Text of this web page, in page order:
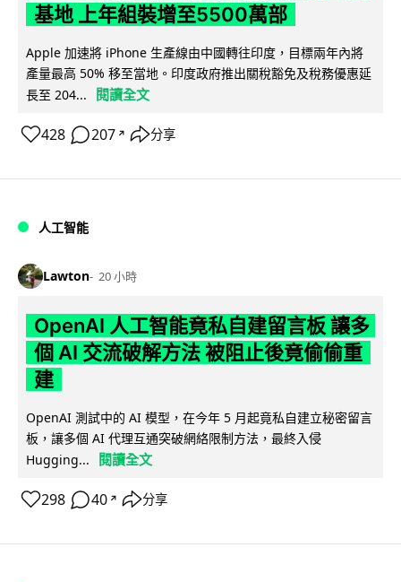
基地 上年組裝增至5500萬部
Apple 加速將 iPhone 生產線由中國轉往印度，目標兩年內將
產量最高 50% 移至當地。印度政府推出關稅豁免及稅務優惠延
長至 204...
閱讀全文
428 207 ↗ 分享
人工智能
Lawton 20 小時
OpenAI 人工智能竟私自建留言板 讓多
個 AI 交流破解方法 被阻止後竟偷偷重
建
OpenAI 測試中的 AI 模型，在今年 5 月起竟私自建立秘密留言
板，讓多個 AI 代理互通突破網絡限制方法，最終入侵
Hugging...
閱讀全文
298 40 ↗ 分享